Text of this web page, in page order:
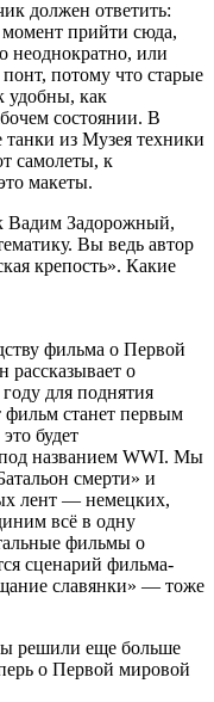
должен ответить:
прийти сюда,
неоднократно, или
потому что старые
удобны, как
состоянии. В
из Музея техники
самолеты, к
макеты.
Вадим Задорожный,
Вы ведь автор
крепость». Какие
фильма о Первой
рассказывает о
для поднятия
фильм станет первым
будет
названием WWI. Мы
смерти» и
лент — немецких,
всё в одну
фильмы о
сценарий фильма-
славянки» — тоже
решили еще больше
о Первой мировой